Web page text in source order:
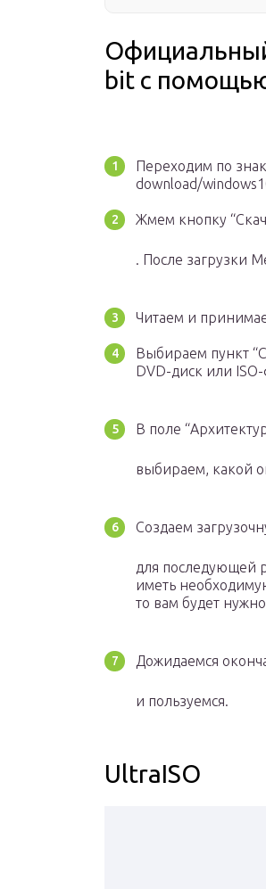
bit с
Переходим по
download/
Жмем кнопку
. После загрузки
Читаем и
Выбираем пункт
DVD-диск или
В поле
выбираем, какой
Создаем
для последующей
иметь
то вам будет
Дожидаемся
и пользуемся.
UltraISO